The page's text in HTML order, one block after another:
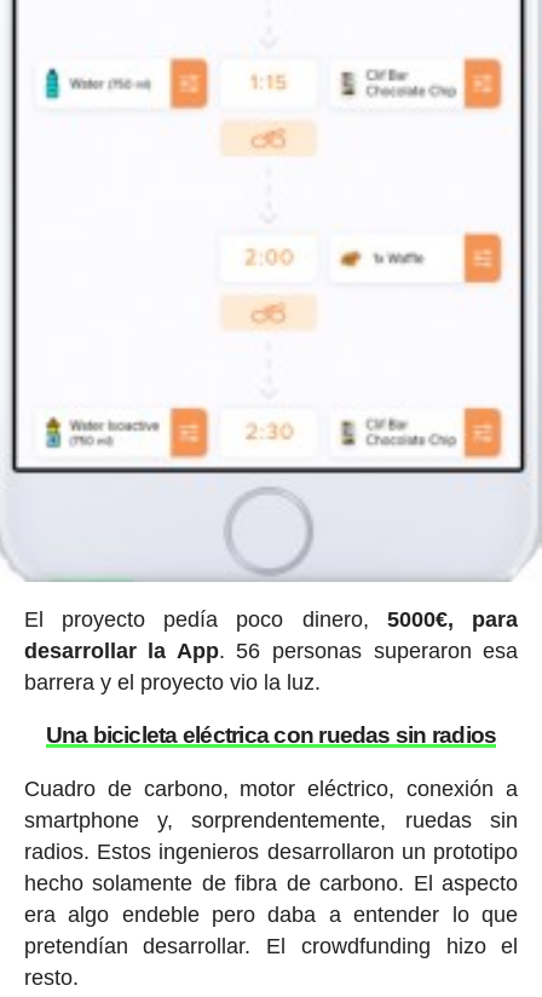
El proyecto pedía poco dinero,5000€, para
desarrollar la App. 56 personas superaron esa
barrera y el proyecto vio la luz.
Una bicicleta eléctrica con ruedas sin radios
Cuadro de carbono, motor eléctrico, conexión a
smartphone y, sorprendentemente, ruedas sin
radios. Estos ingenieros desarrollaron un prototipo
hecho solamente de fibra de carbono. El aspecto
era algo endeble pero daba a entender lo que
pretendían desarrollar. El crowdfunding hizo el
resto.